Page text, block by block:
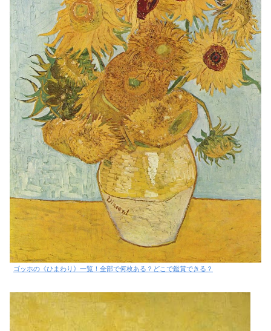
ゴッホの《ひまわり》一覧！全部で何枚ある？どこで鑑賞できる？